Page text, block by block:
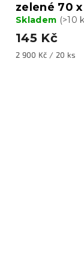
zelené 70
Skladem (>10
145 Kč
Měrná
2 900 Kč / 20 ks